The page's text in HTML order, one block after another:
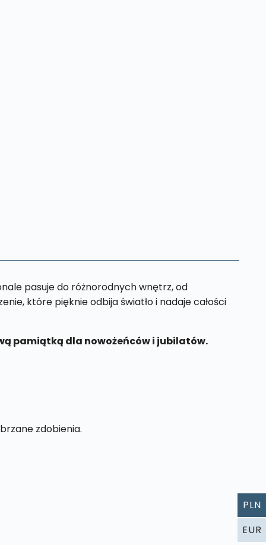
pasuje do różnorodnych wnętrz, od
które pięknie odbija światło i nadaje całości
pamiątką dla nowożeńców i jubilatów.
zdobienia.
PLN
EUR